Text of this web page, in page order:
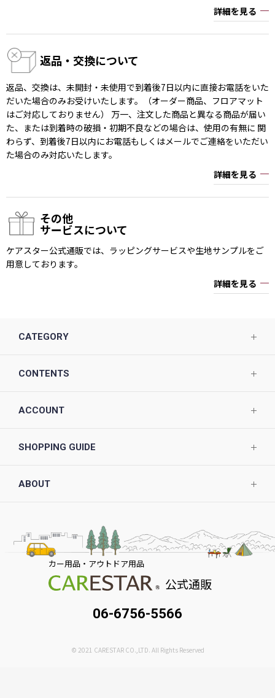
詳細を見る
返品・交換について
返品、交換は、未開封・未使用で到着後7日以内に直接お電話をいた
だいた場合のみお受けいたします。（オーダー商品、フロアマット
はご対応しておりません） 万一、注文した商品と異なる商品が届い
た、または到着時の破損・初期不良などの場合は、使用の有無に 関
わらず、到着後7日以内にお電話もしくはメールでご連絡をいただい
た場合のみ対応いたします。
詳細を見る
その他
サービスについて
ケアスター公式通販では、ラッピングサービスや生地サンプルをご
用意しております。
詳細を見る
CATEGORY
CONTENTS
ACCOUNT
SHOPPING GUIDE
ABOUT
カー用品・アウトドア用品
公式通販
06-6756-5566
© 2021 CARESTAR CO.,LTD. All Rights Reserved